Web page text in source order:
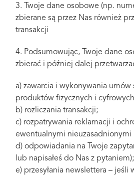
3. Twoje dane osobowe (np.
zbierane są przez Nas również
transakcji
4. Podsumowując, Twoje dane
zbierać i później dalej
a) zawarcia i wykonywania umów
produktów fizycznych i
b) rozliczania transakcji;
c) rozpatrywania reklamacji i
ewentualnymi nieuzasadnionymi
d) odpowiadania na Twoje
lub napisałeś do Nas z pytaniem);
e) przesyłania newslettera – jeśli